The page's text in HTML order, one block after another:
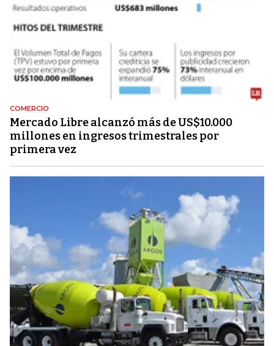
COMERCIO
Mercado Libre alcanzó más de US$10.000
millones en ingresos trimestrales por
primera vez